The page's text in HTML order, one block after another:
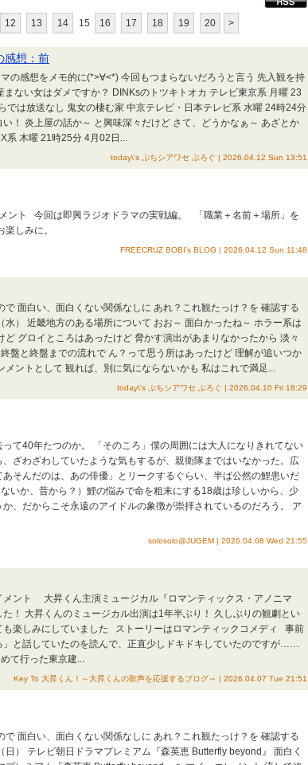
12 13 14 15 16 17 18 19 20 >
感想：前
の感想をメモ的に(*>∀<*) 今回もつまらないだろうと言う 先入観を持
ない女はダメですか？ DINKsのトツキトオカ テレビ東京系 月曜 23
では放送なし 鬼女の棲む家 中京テレビ・日本テレビ系 水曜 24時24分
！ 炎上屋の話か～ と興味深々だけど さて、どうかなぁ～ あざとか
系 木曜 21時25分 4月02日...
today\'s ぷちシアワセ ぶろぐ | 2026.04.12 Sun 13:51
ント 今回は即興ラジオドラマの実戦編。 「職業＋名前＋場所」を
しみに。
FREECRUZ BOBI’s BLOG | 2026.04.12 Sun 11:48
で 面白い、面白くない関係なしに あれ？これ観たっけ？を 確認する
水） 近畿地方のある場所について おお～ 面白かったね～ ホラー系は
ど グロイところはあったけど 脅かす演出があまりなかったから 淡々
盤と終盤までの流れで ん？って思う所はあったけど 理解が追いつか
メントとして 観れば、別に気にならないかも 私はこれで満足...
today\'s ぷちシアワセ ぶろぐ | 2026.04.10 Fri 18:29
て40年たつのか。 「そのころ」僕の周囲には大人になりきれてない
ざわざわしていたような気もするが、親衛隊まではいなかった。広
そんだのは、あの俳優」とリークするぐらい、半ば公然の鯉患いだ
いか、昔から？）鯉の悩みで命を粗末にする18歳は珍しいから、少
、だからこそ永遠のアイドルの象徴が崇拝されているのだろう。 ア
solosolo@JUGEM | 2026.04.08 Wed 21:55
メント 大昇くん主演ミュージカル『ロマンティックス・アノニマ
！ 大昇くんのミュージカル出演は1年半ぶり！ 久しぶりの観劇とい
も楽しみにしていました ストーリーはロマンティックコメディ 事前
」と話していたのを読んで、正直少しドキドキしていたのですが……
て行った東京建...
Key To 大昇くん！～大昇くんの歌声を応援するブログ～ | 2026.04.07 Tue 21:51
で 面白い、面白くない関係なしに あれ？これ観たっけ？を 確認する
日） テレビ朝日ドラマプレミアム『森英恵 Butterfly beyond』 面白く